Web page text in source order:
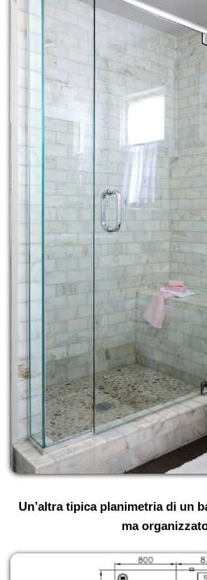
Un’altra tipica planimetria di un
ma